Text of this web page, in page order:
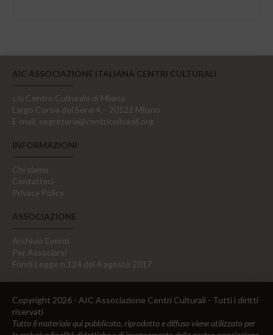
AIC ASSOCIAZIONE ITALIANA CENTRI CULTURALI
c/o Centro Culturale di Milano
Largo Corsia dei Servi 4, - 20122 Milano
E-mail: segreteria@centriculturali.org
INFORMAZIONI
Chi siamo
Contattaci
Privacy Policy
ASSOCIAZIONE
Archivio Eventi
Per Associarsi
Fondi Legge n.124 del 4 agosto 2017
Copyright 2026 - AIC Associazione Centri Culturali - Tutti i diritti
riservati
Tutto il materiale qui pubblicato, riprodotto e diffuso viene utilizzato per